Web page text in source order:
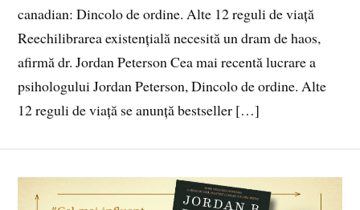
canadian: Dincolo de ordine. Alte 12 reguli de viață
Reechilibrarea existențială necesită un dram de haos,
afirmă dr. Jordan Peterson Cea mai recentă lucrare a
psihologului Jordan Peterson, Dincolo de ordine. Alte
12 reguli de viață se anunță bestseller […]